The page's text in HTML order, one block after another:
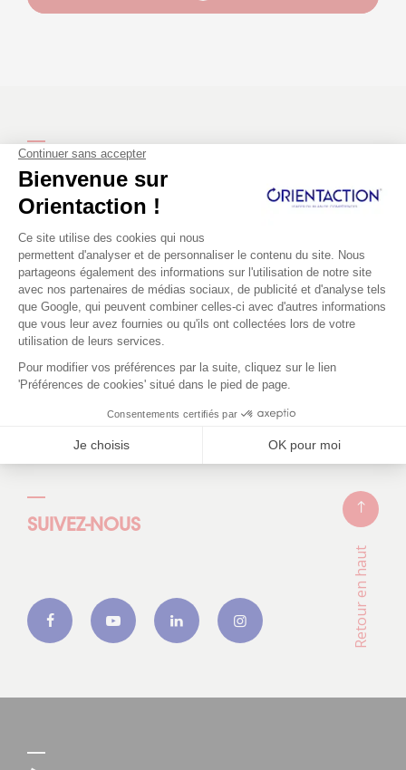
INSCRIVEZ-VOUS À LA NEWSLETTER
Restez informé(e) de nos dernières nouveautés.
En soumettant ce formulaire, j’accepte que les
informations saisies dans ce formulaire soient
utilisées pour permettre de m’envoyer la
newsletter ORIENTACTION
S'inscrire
SUIVEZ-NOUS
Retour en haut